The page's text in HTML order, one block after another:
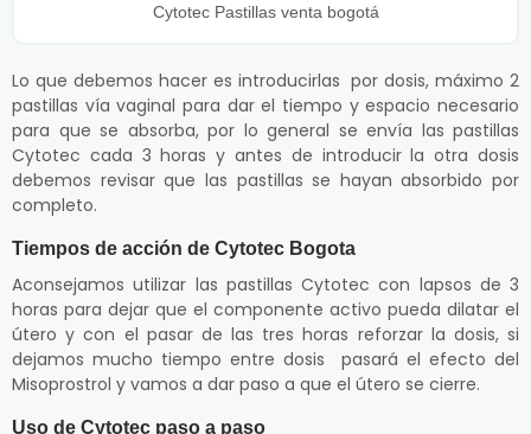
Cytotec Pastillas venta bogotá
Lo que debemos hacer es introducirlas por dosis, máximo 2
pastillas vía vaginal para dar el tiempo y espacio necesario
para que se absorba, por lo general se envía las pastillas
Cytotec cada 3 horas y antes de introducir la otra dosis
debemos revisar que las pastillas se hayan absorbido por
completo.
Tiempos de acción de Cytotec Bogota
Aconsejamos utilizar las pastillas Cytotec con lapsos de 3
horas para dejar que el componente activo pueda dilatar el
útero y con el pasar de las tres horas reforzar la dosis, si
dejamos mucho tiempo entre dosis pasará el efecto del
Misoprostrol y vamos a dar paso a que el útero se cierre.
Uso de Cytotec paso a paso